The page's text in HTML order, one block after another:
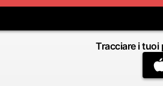
Tracciare i tuoi